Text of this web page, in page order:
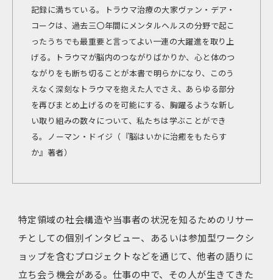
記録に満ちている。トラウマ治療の大家ヴァン・デア・
コークは、過去三〇年間にメンタルヘルスの分野で起こ
ったうちでも最重要と言ってよい一連の大躍進を取り上
げる。トラウマが脳内のつながりばかりか、心と体のつ
ながりをも断ち切ることが本書で明らかになり、このう
えなく深刻なトラウマを抱えた人でさえ、あらゆる部分
を再びまとめ上げるのを可能にする、胸躍るような新し
い取り組みの数々について、私たちは学ぶことができ
る。――ノーマン・ドイジ（『脳はいかに治癒をもたらす
か』著者）
特定領域の社会構造や当事者の状況を知るためのリサー
チとしての個別インタビュー、あるいは参加型ワークシ
ョップを含むプロジェクトなどを通じて、他者の語りに
立ち会う機会がある。仕事の中で、その人が生きてきた